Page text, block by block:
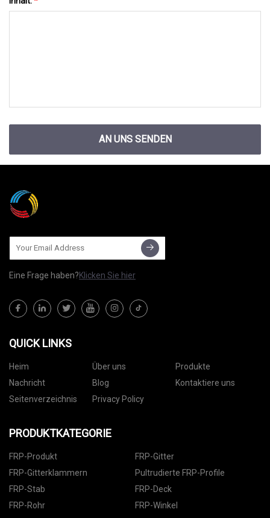
AN UNS SENDEN
Eine Frage haben?Klicken Sie hier
QUICK LINKS
Heim Über uns
Produkte
Nachricht
Blog
Kontaktiere uns
Seitenverzeichnis
Privacy Policy
PRODUKTKATEGORIE
FRP-Produkt
FRP-Gitter
FRP-Gitterklammern
Pultrudierte FRP-Profile
FRP-Stab
FRP-Deck
FRP-Rohr
FRP-Winkel